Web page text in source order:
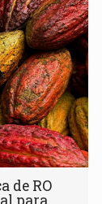
de RO